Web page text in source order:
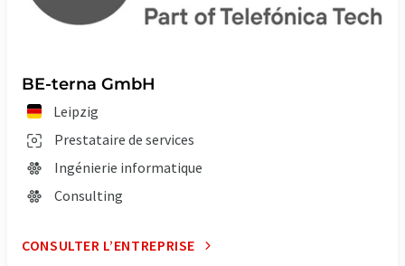
BE-terna GmbH
Leipzig
Prestataire de services
Ingénierie informatique
Consulting
CONSULTER L’ENTREPRISE